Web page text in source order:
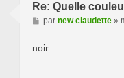
Re: Quelle
M
e
s
par new claudette»
noir